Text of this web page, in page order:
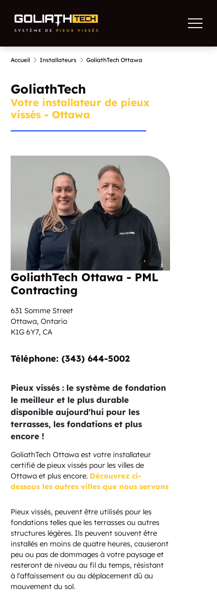
Accueil Installateurs GoliathTech Ottawa
GoliathTech
Votre installateur de pieux
vissés - Ottawa
GoliathTech Ottawa - PML
Contracting
631 Somme Street
Ottawa, Ontario
K1G 6Y7,CA
Téléphone:‏‏‎ ‎(343) 644-5002
Pieux vissés : le système de fondation
le meilleur et le plus durable
disponible aujourd'hui pour les
terrasses, les fondations et plus
encore !
GoliathTech Ottawa est votre installateur
certifié de pieux vissés pour les villes de
Ottawa et plus encore. Découvrez ci-
dessous les autres villes que nous servons
Pieux vissés, peuvent être utilisés pour les
fondations telles que les terrasses ou autres
structures légères. Ils peuvent souvent être
installés en moins de quatre heures, causeront
peu ou pas de dommages à votre paysage et
resteront de niveau au fil du temps, résistant
à l'affaissement ou au déplacement dû au
mouvement du sol.